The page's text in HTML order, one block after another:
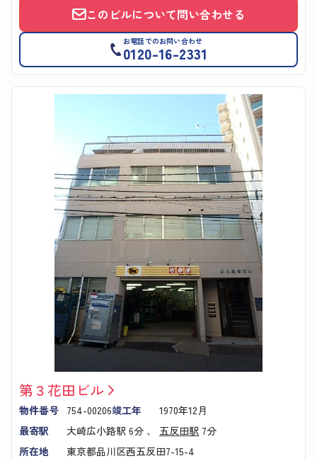
このビルについて問い合わせる
お電話でのお問い合わせ
0120-16-2331
第３花田ビル
物件番号 754-00206竣工年
1970年12月
最寄駅
大崎広小路駅 6分 、 五反田駅 7分
所在地
東京都品川区西五反田7-15-4